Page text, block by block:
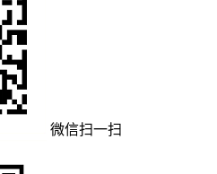
微信扫一扫